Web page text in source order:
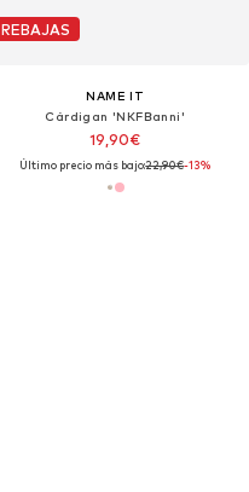
REBAJAS
NAME IT
Cárdigan 'NKFBanni'
19,90€
Último precio más bajo:22,90€-13%